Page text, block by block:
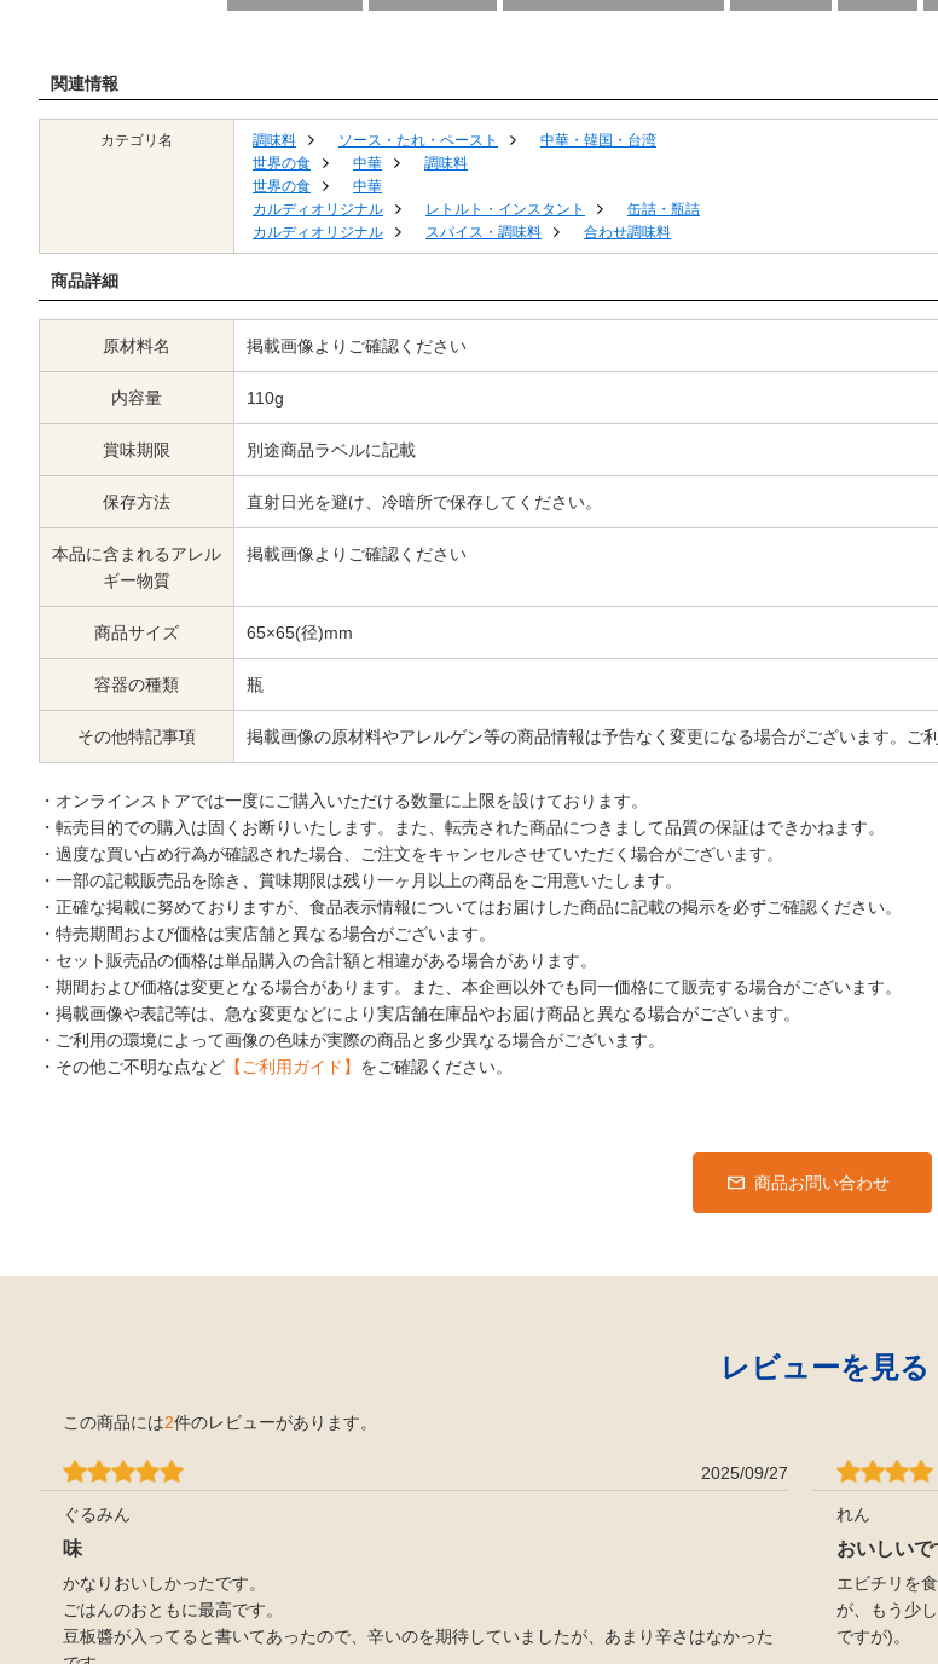
関連情報
カテゴリ名 調味料 ソース・たれ・ペースト
中華・韓国・台湾
世界の食
中華
調味料
世界の食
中華
カルディオリジナル
レトルト・インスタント
缶詰・瓶詰
カルディオリジナル
スパイス・調味料 合わせ調味料
商品詳細
原材料名 掲載画像よりご確認ください
内容量 110g
賞味期限 別途商品ラベルに記載
保存方法 直射日光を避け、冷暗所で保存してください。
本品に含まれるアレル
ギー物質
掲載画像よりご確認ください
商品サイズ 65×65(径)mm
容器の種類 瓶
その他特記事項 掲載画像の原材料やアレルゲン等の商品情報は予告なく変更になる場合がございます。ご
・オンラインストアでは一度にご購入いただける数量に上限を設けております。
・転売目的での購入は固くお断りいたします。また、転売された商品につきまして品質の保証はできかねます。
・過度な買い占め行為が確認された場合、ご注文をキャンセルさせていただく場合がございます。
・一部の記載販売品を除き、賞味期限は残り一ヶ月以上の商品をご用意いたします。
・正確な掲載に努めておりますが、食品表示情報についてはお届けした商品に記載の掲示を必ずご確認ください。
・特売期間および価格は実店舗と異なる場合がございます。
・セット販売品の価格は単品購入の合計額と相違がある場合があります。
・期間および価格は変更となる場合があります。また、本企画以外でも同一価格にて販売する場合がございます。
・掲載画像や表記等は、急な変更などにより実店舗在庫品やお届け商品と異なる場合がございます。
・ご利用の環境によって画像の色味が実際の商品と多少異なる場合がございます。
・その他ご不明な点など 【ご利用ガイド】 をご確認ください。
商品お問い合わせ
レビューを見る
この商品には2件のレビューがあります。
2025/09/27
ぐるみん
味
かなりおいしかったです。
ごはんのおともに最高です。
豆板醬が入ってると書いてあったので、辛いのを期待していましたが、あまり辛さはなかった
れん
おいしいで
エビチリを
が、もう少
ですが)。